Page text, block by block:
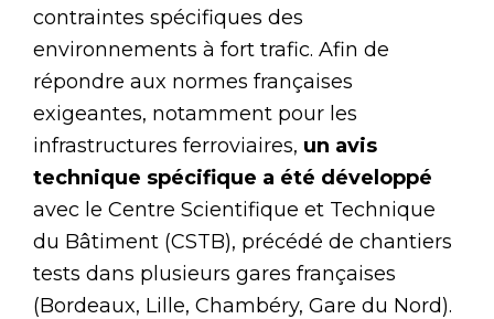
contraintes spécifiques des
environnements à fort trafic. Afin de
répondre aux normes françaises
exigeantes, notamment pour les
infrastructures ferroviaires, un avis
technique spécifique a été développé
avec le Centre Scientifique et Technique
du Bâtiment (CSTB), précédé de chantiers
tests dans plusieurs gares françaises
(Bordeaux, Lille, Chambéry, Gare du Nord).